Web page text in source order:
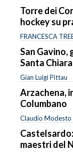
Torre dei
hockey su
FRANCESCA
San
Santa
Gian Luigi Pittau
Arzachena,
Columbano
Claudio Modesto
maestri del